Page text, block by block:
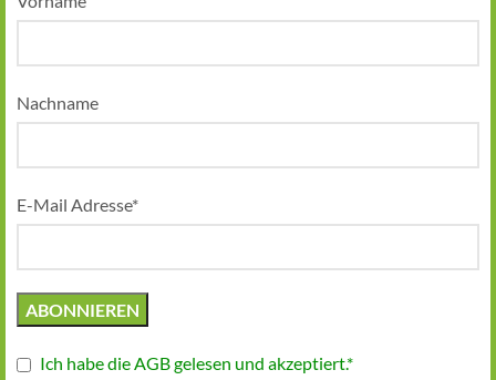
Nachname
E-Mail Adresse*
Ich habe die AGB gelesen und akzeptiert.*